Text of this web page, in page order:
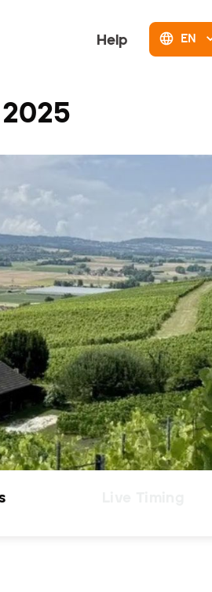
Help EN